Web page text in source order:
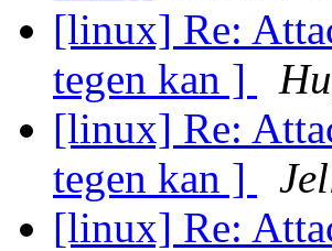
[linux] Re:
tegen kan ]
[linux] Re:
tegen kan ]
[linux] Re: